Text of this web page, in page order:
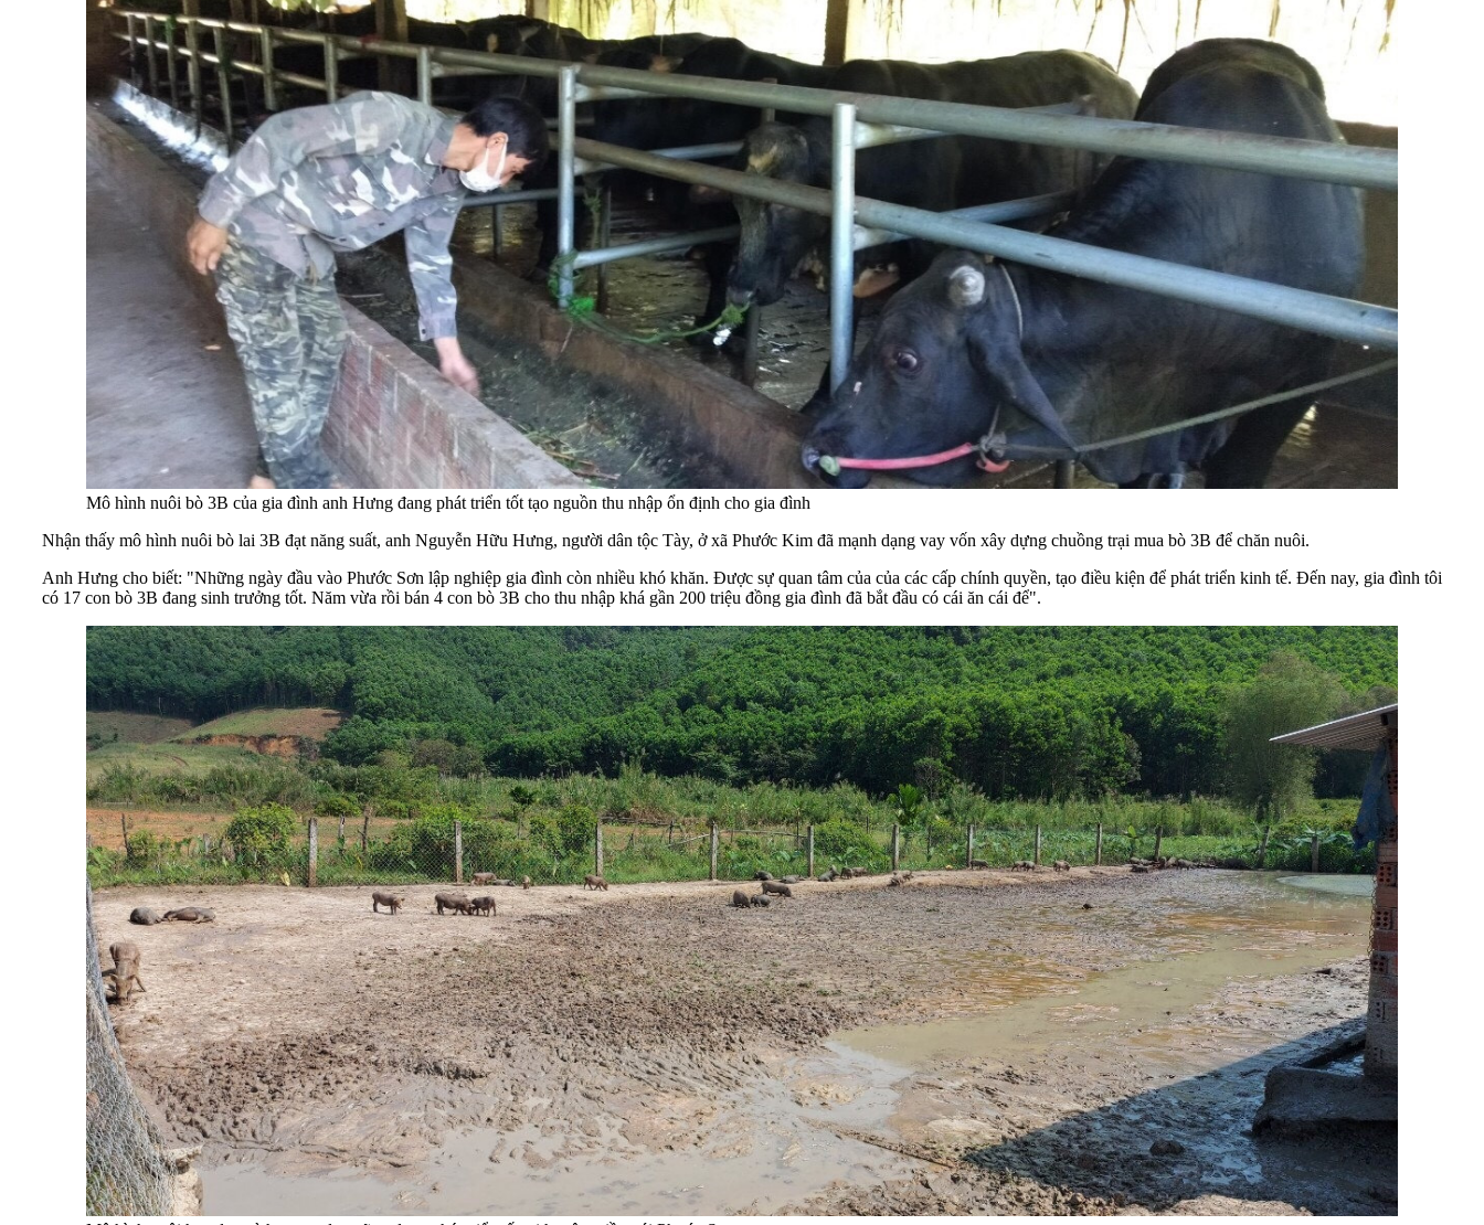
Mô hình nuôi bò 3B của gia đình anh Hưng đang phát triển tốt tạo nguồn thu nhập ổn định cho gia đình
Nhận thấy mô hình nuôi bò lai 3B đạt năng suất, anh Nguyễn Hữu Hưng, người dân tộc Tày, ở xã Phước Kim đã mạnh dạng vay vốn xây dựng chuồng trại mua bò 3B để chăn nuôi.
Anh Hưng cho biết: "Những ngày đầu vào Phước Sơn lập nghiệp gia đình còn nhiều khó khăn. Được sự quan tâm của của các cấp chính quyền, tạo điều kiện để phát triển kinh tế. Đến nay, gia đình tôi
có 17 con bò 3B đang sinh trưởng tốt. Năm vừa rồi bán 4 con bò 3B cho thu nhập khá gần 200 triệu đồng gia đình đã bắt đầu có cái ăn cái để".